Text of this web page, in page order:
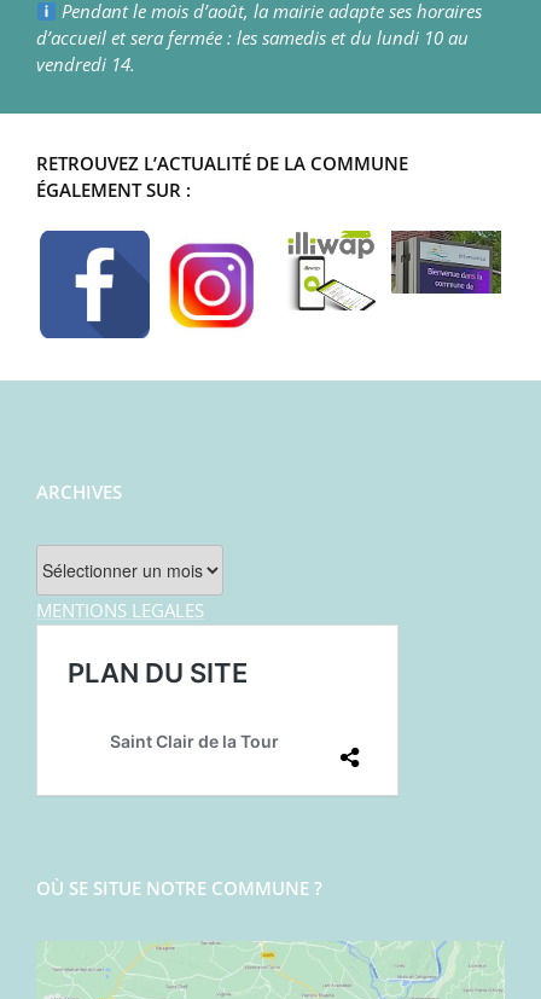
Pendant le mois d’août, la mairie adapte ses horaires
d’accueil et sera fermée : les samedis et du lundi 10 au
vendredi 14.
RETROUVEZ L’ACTUALITÉ DE LA COMMUNE
ÉGALEMENT SUR :
ARCHIVES
Archives
MENTIONS LEGALES
OÙ SE SITUE NOTRE COMMUNE ?